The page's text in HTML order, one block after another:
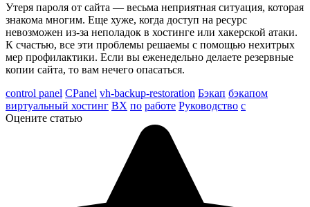
Утеря пароля от сайта — весьма неприятная ситуация, которая
знакома многим. Еще хуже, когда доступ на ресурс
невозможен из-за неполадок в хостинге или хакерской атаки.
К счастью, все эти проблемы решаемы с помощью нехитрых
мер профилактики. Если вы еженедельно делаете резервные
копии сайта, то вам нечего опасаться.
control panel CPanel vh-backup-restoration Бэкап бэкапом
виртуальный хостинг ВХ по работе Руководство с
Оцените статью